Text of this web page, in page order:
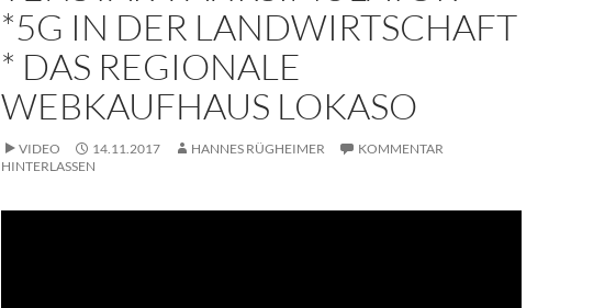
*5G IN DER LANDWIRTSCHAFT
* DAS REGIONALE
WEBKAUFHAUS LOKASO
VIDEO 14.11.2017 HANNES RÜGHEIMER
KOMMENTAR
HINTERLASSEN